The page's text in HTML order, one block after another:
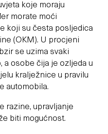
koje moraju
morate moći
koji su česta posljedica
(OKM). U procjeni
se uzima svaki
a osobe čija je ozljeda u
kralježnice u pravilu
automobila.
razine, upravljanje
biti mogućnost.